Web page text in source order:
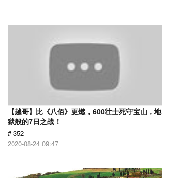
【越哥】比《八佰》更燃，600壮士死守宝山，地
狱般的7日之战！
# 352
2020-08-24 09:47